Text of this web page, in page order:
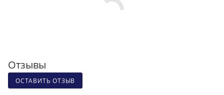
Отзывы
ОСТАВИТЬ ОТЗЫВ